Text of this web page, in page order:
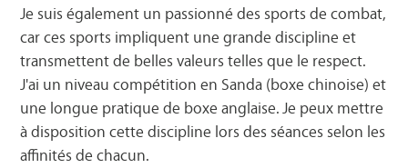
Je suis également un passionné des sports de combat,
car ces sports impliquent une grande discipline et
transmettent de belles valeurs telles que le respect.
J'ai un niveau compétition en Sanda (boxe chinoise) et
une longue pratique de boxe anglaise. Je peux mettre
à disposition cette discipline lors des séances selon les
affinités de chacun.